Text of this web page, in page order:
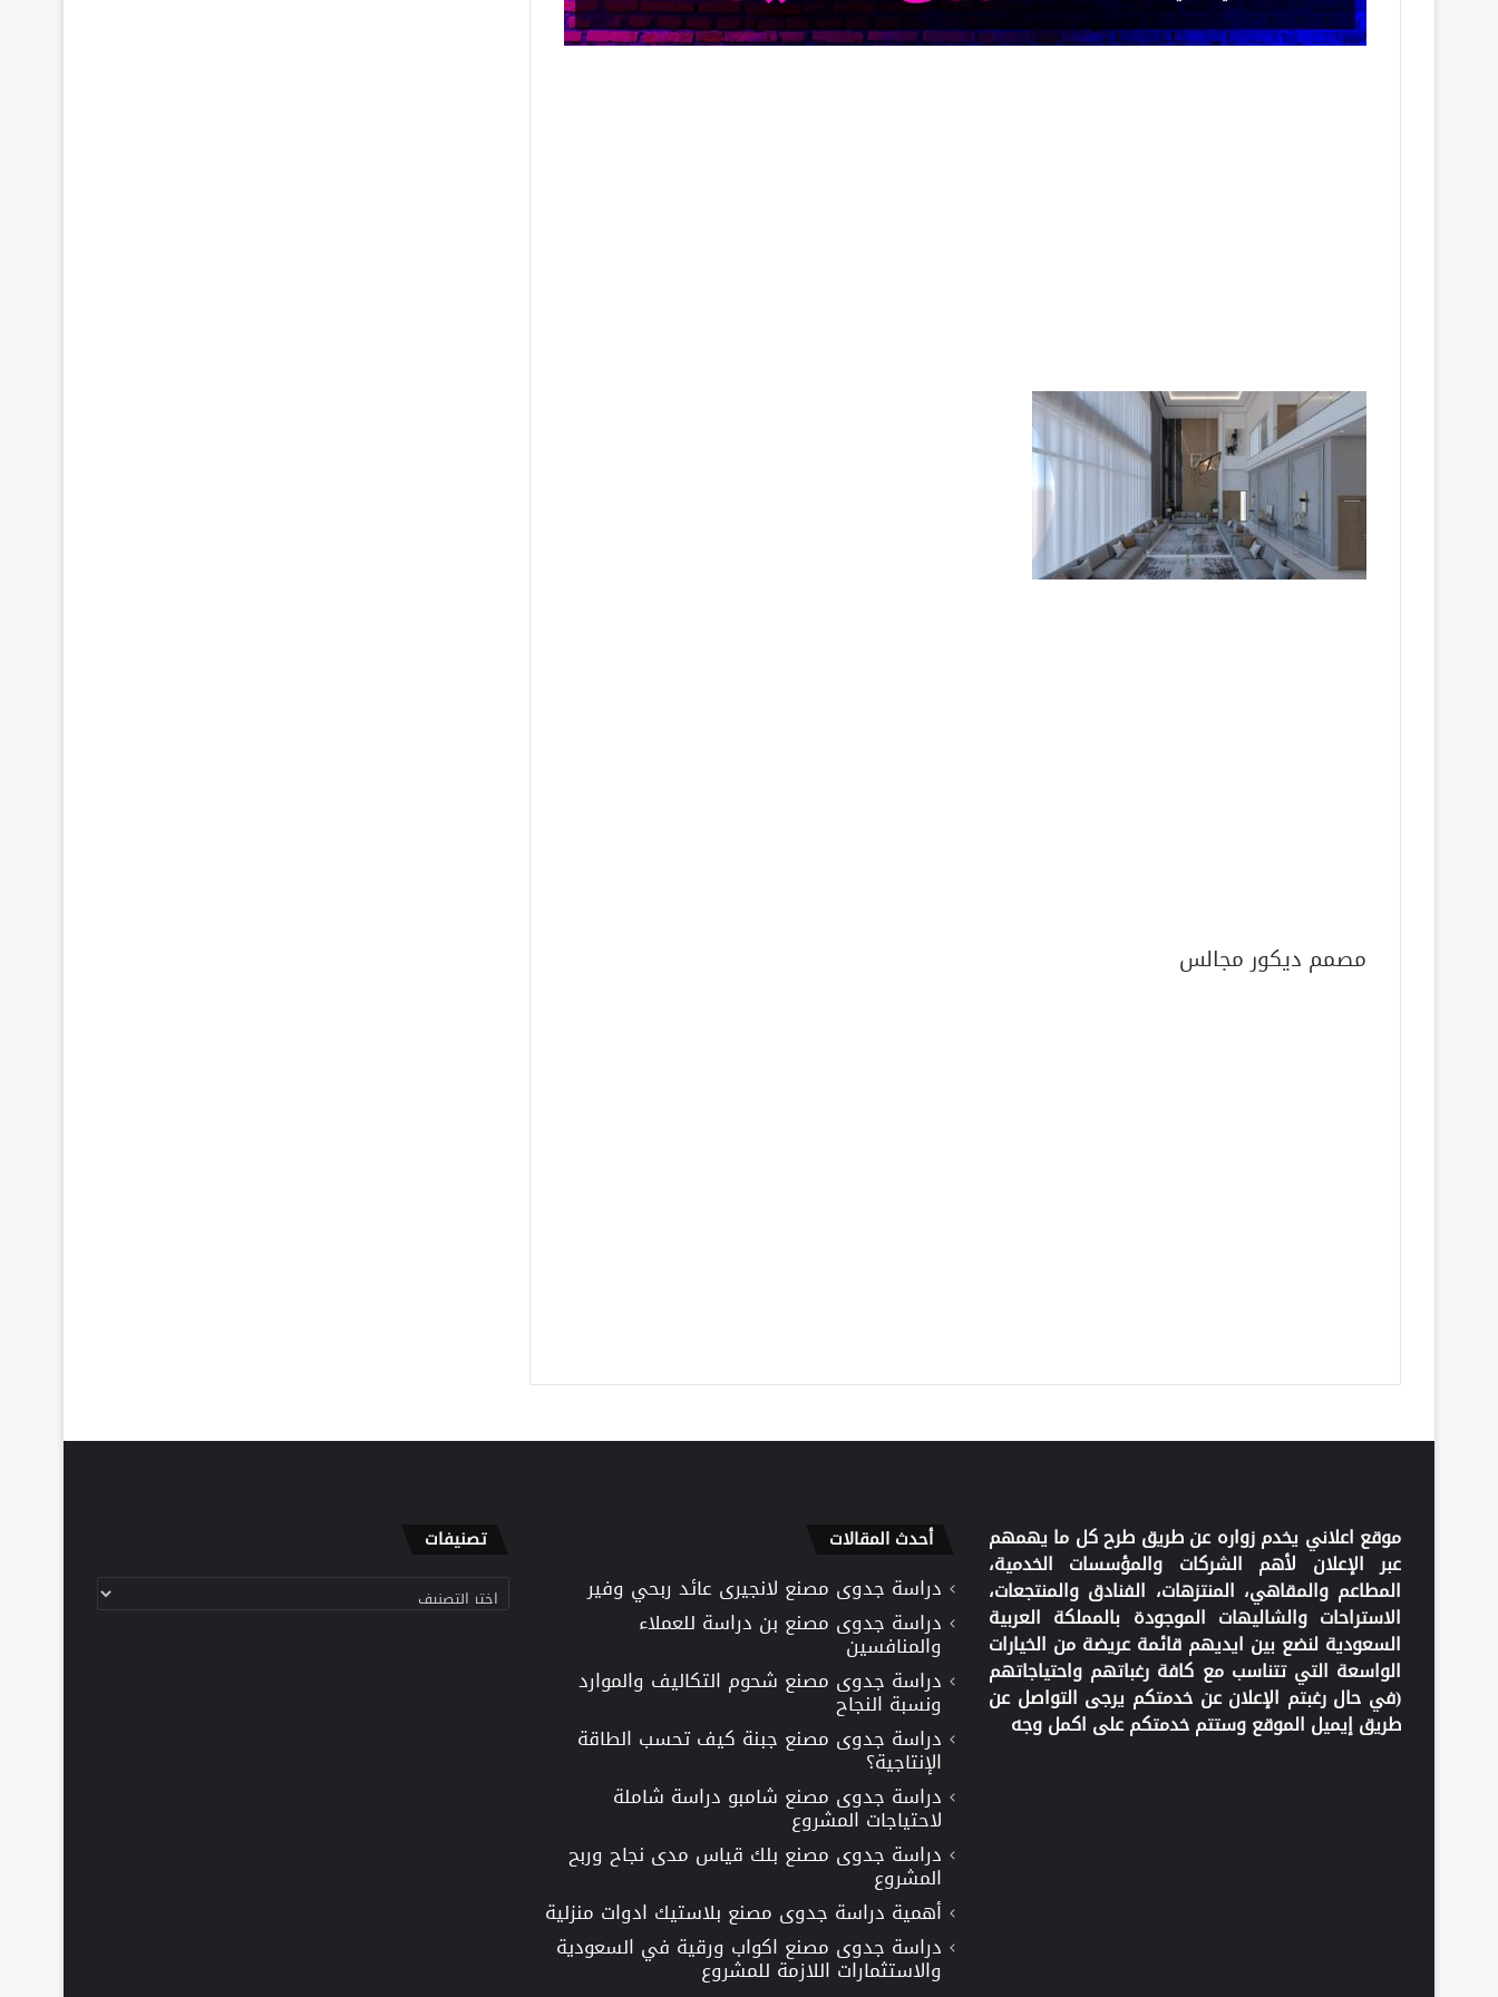
مصمم ديكور مجالس
موقع اعلاني يخدم زواره عن طريق طرح كل ما يهمهم
عبر الإعلان لأهم الشركات والمؤسسات الخدمية،
المطاعم والمقاهي، المنتزهات، الفنادق والمنتجعات،
الاستراحات والشاليهات الموجودة بالمملكة العربية
السعودية لنضع بين ايديهم قائمة عريضة من الخيارات
الواسعة التي تتناسب مع كافة رغباتهم واحتياجاتهم
(في حال رغبتم الإعلان عن خدمتكم يرجى التواصل عن
طريق إيميل الموقع وستتم خدمتكم على اكمل وجه
أحدث المقالات
دراسة جدوى مصنع لانجيرى عائد ربحي وفير
دراسة جدوى مصنع بن دراسة للعملاء
والمنافسين
دراسة جدوى مصنع شحوم التكاليف والموارد
ونسبة النجاح
دراسة جدوى مصنع جبنة كيف تحسب الطاقة
الإنتاجية؟
دراسة جدوى مصنع شامبو دراسة شاملة
لاحتياجات المشروع
دراسة جدوى مصنع بلك قياس مدى نجاح وربح
المشروع
أهمية دراسة جدوى مصنع بلاستيك ادوات منزلية
دراسة جدوى مصنع اكواب ورقية في السعودية
والاستثمارات اللازمة للمشروع
تصنيفات
تصنيفات